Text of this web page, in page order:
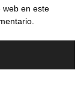
web en este